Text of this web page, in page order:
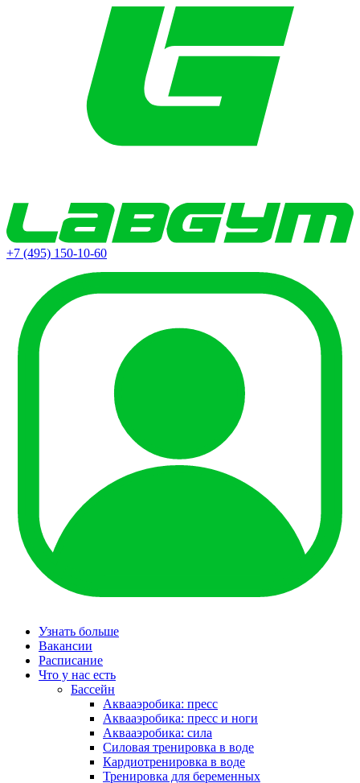
+7 (495) 150-10-60
Узнать больше
Вакансии
Расписание
Что у нас есть
Бассейн
Аквааэробика: пресс
Аквааэробика: пресс и ноги
Аквааэробика: сила
Силовая тренировка в воде
Кардиотренировка в воде
Тренировка для беременных